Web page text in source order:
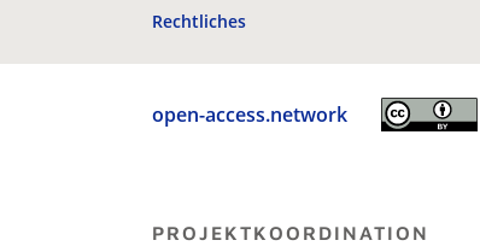
Rechtliches
open-access.network
PROJEKTKOORDINATION